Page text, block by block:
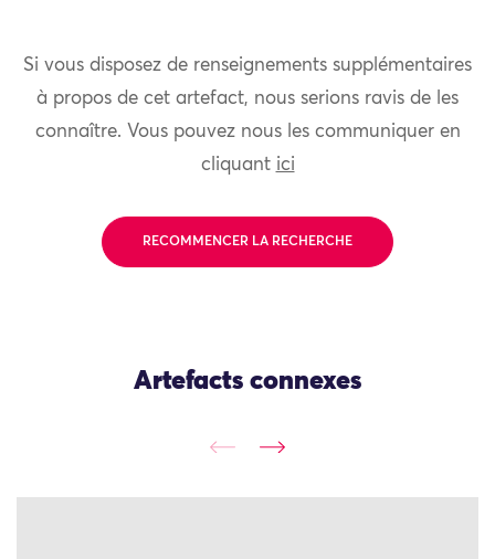
Si vous disposez de renseignements supplémentaires
à propos de cet artefact, nous serions ravis de les
connaître. Vous pouvez nous les communiquer en
cliquant ici
RECOMMENCER LA RECHERCHE
Artefacts connexes